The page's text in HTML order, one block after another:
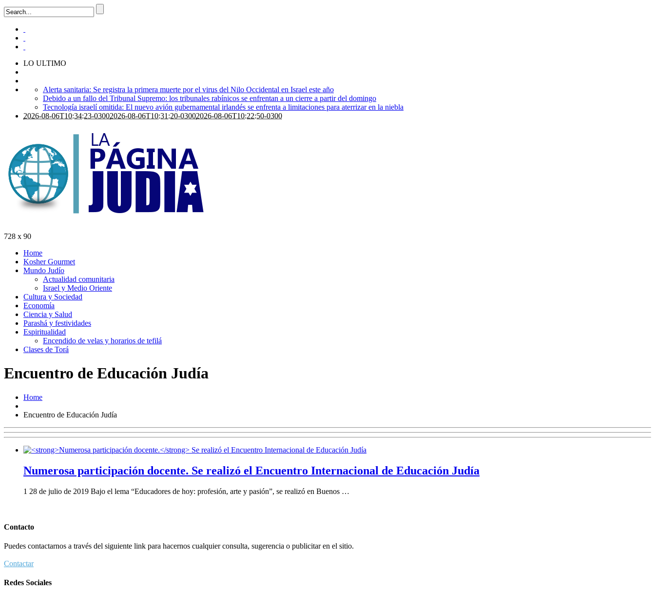
LO ULTIMO
Alerta sanitaria: Se registra la primera muerte por el virus del Nilo Occidental en Israel este año
Debido a un fallo del Tribunal Supremo: los tribunales rabínicos se enfrentan a un cierre a partir del domingo
Tecnología israelí omitida: El nuevo avión gubernamental irlandés se enfrenta a limitaciones para aterrizar en la niebla
2026-08-06T10:34:23-03002026-08-06T10:31:20-03002026-08-06T10:22:50-0300
728 x 90
Home
Kosher Gourmet
Mundo Judío
Actualidad comunitaria
Israel y Medio Oriente
Cultura y Sociedad
Economía
Ciencia y Salud
Parashá y festividades
Espiritualidad
Encendido de velas y horarios de tefilá
Clases de Torá
Encuentro de Educación Judía
Home
Encuentro de Educación Judía
Numerosa participación docente. Se realizó el Encuentro Internacional de Educación Judía
1 28 de julio de 2019 Bajo el lema “Educadores de hoy: profesión, arte y pasión”, se realizó en Buenos …
Contacto
Puedes contactarnos a través del siguiente link para hacernos cualquier consulta, sugerencia o publicitar en el sitio.
Contactar
Redes Sociales